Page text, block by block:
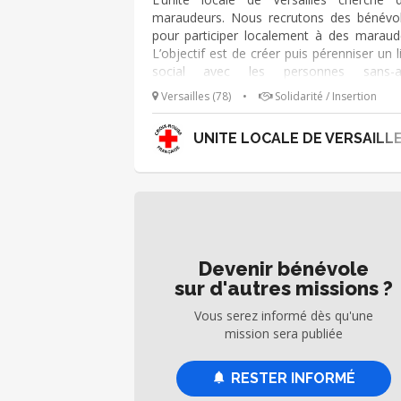
maraudeurs. Nous recrutons des
pour participer localement à des
L’objectif est de créer puis pérenniser un
social avec les personnes sans-
rencontrées, de les soutenir dans
processus de réintégration, et d’identifier
éventuelles situations critiques.
maraudes sont des moments
riches, elles se font à 4 ou 5.
Versailles (78) • Solidarité / Insertion
UNITE LOCALE DE
Devenir bénévole
sur d'autres missions ?
Vous serez informé dès qu'une
mission sera publiée
RESTER INFORMÉ